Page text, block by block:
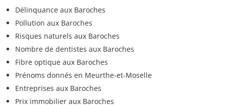
Délinquance aux Baroches
Pollution aux Baroches
Risques naturels aux Baroches
Nombre de dentistes aux Baroches
Fibre optique aux Baroches
Prénoms donnés en Meurthe-et-Moselle
Entreprises aux Baroches
Prix immobilier aux Baroches